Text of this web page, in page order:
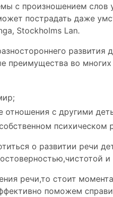
c произношением слов
пострадать даже
Stockholms Lan.
развития
преимущества во
отношения с другими
психическом
о развитии речи
,чистотой и
речи,то стоит
поможем